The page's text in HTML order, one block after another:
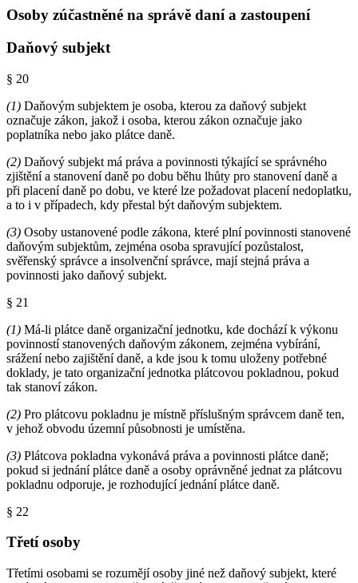
Osoby zúčastněné na správě daní a zastoupení
Daňový subjekt
§ 20
(1) Daňovým subjektem je osoba, kterou za daňový subjekt
označuje zákon, jakož i osoba, kterou zákon označuje jako
poplatníka nebo jako plátce daně.
(2) Daňový subjekt má práva a povinnosti týkající se správného
zjištění a stanovení daně po dobu běhu lhůty pro stanovení daně a
při placení daně po dobu, ve které lze požadovat placení nedoplatku,
a to i v případech, kdy přestal být daňovým subjektem.
(3) Osoby ustanovené podle zákona, které plní povinnosti stanovené
daňovým subjektům, zejména osoba spravující pozůstalost,
svěřenský správce a insolvenční správce, mají stejná práva a
povinnosti jako daňový subjekt.
§ 21
(1) Má-li plátce daně organizační jednotku, kde dochází k výkonu
povinností stanovených daňovým zákonem, zejména vybírání,
srážení nebo zajištění daně, a kde jsou k tomu uloženy potřebné
doklady, je tato organizační jednotka plátcovou pokladnou, pokud
tak stanoví zákon.
(2) Pro plátcovu pokladnu je místně příslušným správcem daně ten,
v jehož obvodu územní působnosti je umístěna.
(3) Plátcova pokladna vykonává práva a povinnosti plátce daně;
pokud si jednání plátce daně a osoby oprávněné jednat za plátcovu
pokladnu odporuje, je rozhodující jednání plátce daně.
§ 22
Třetí osoby
Třetími osobami se rozumějí osoby jiné než daňový subjekt, které